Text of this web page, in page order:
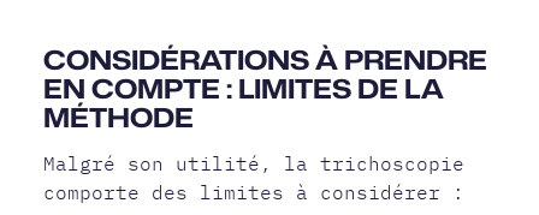
CONSIDÉRATIONS À PRENDRE
EN COMPTE : LIMITES DE LA
MÉTHODE
Malgré son utilité, la trichoscopie
comporte des limites à considérer :